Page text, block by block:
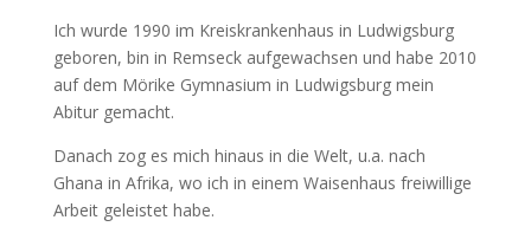
Ich wurde 1990 im Kreiskrankenhaus in Ludwigsburg
geboren, bin in Remseck aufgewachsen und habe 2010
auf dem Mörike Gymnasium in Ludwigsburg mein
Abitur gemacht.
Danach zog es mich hinaus in die Welt, u.a. nach
Ghana in Afrika, wo ich in einem Waisenhaus freiwillige
Arbeit geleistet habe.